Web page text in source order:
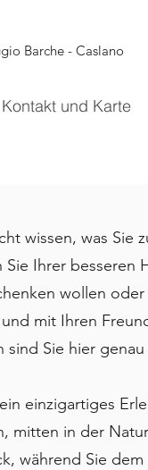
Barche - Caslano
Kontakt und Karte
wissen, was Sie
Sie Ihrer besseren
wollen
mit Ihren
sind Sie hier
einzigartiges
mitten in der
während Sie